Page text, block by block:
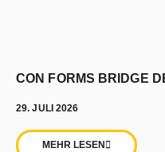
CON FORMS BRIDGE
29. JULI 2026
MEHR LESEN